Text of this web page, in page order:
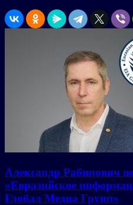
Александр Рабинович
«Евразийское
Глобал Медиа Групп»